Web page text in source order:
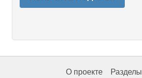
О проекте Разделы